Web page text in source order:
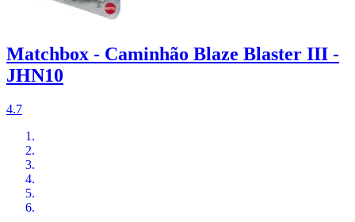
Matchbox - Caminhão Blaze Blaster III -
JHN10
4.7